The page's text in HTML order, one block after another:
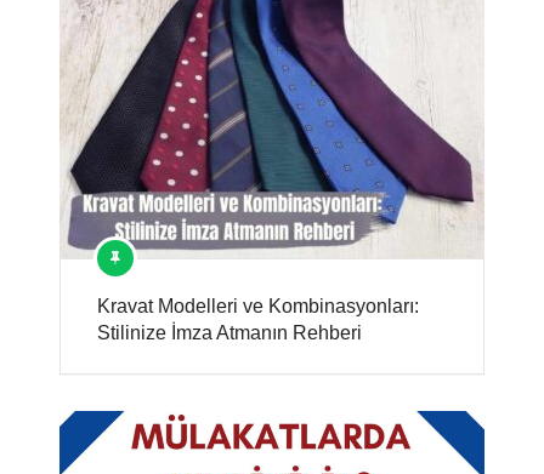
Kravat Modelleri ve Kombinasyonları:
Stilinize İmza Atmanın Rehberi